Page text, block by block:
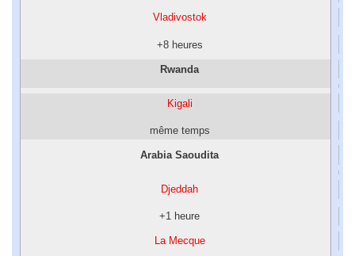
Vladivostok
+8 heures
Rwanda
Kigali
même temps
Arabia Saoudita
Djeddah
+1 heure
La Mecque